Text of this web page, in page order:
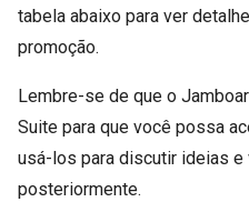
tabela abaixo para ver
promoção.
Lembre-se de que o
Suite para que você possa
usá-los para discutir ideias e
posteriormente.